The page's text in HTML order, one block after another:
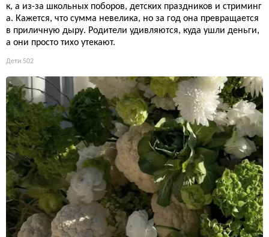
к, а из-за школьных поборов, детских праздников и стриминг
а. Кажется, что сумма невелика, но за год она превращается
в приличную дыру. Родители удивляются, куда ушли деньги,
а они просто тихо утекают.
Дети 502